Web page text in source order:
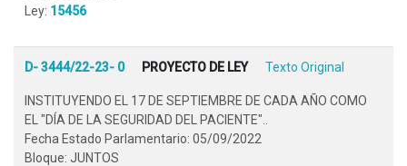
Ley: 15456
D- 3444/22-23- 0 PROYECTO DE LEY Texto Original
INSTITUYENDO EL 17 DE SEPTIEMBRE DE CADA AÑO COMO
EL "DÍA DE LA SEGURIDAD DEL PACIENTE"..
Fecha Estado Parlamentario: 05/09/2022
Bloque: JUNTOS